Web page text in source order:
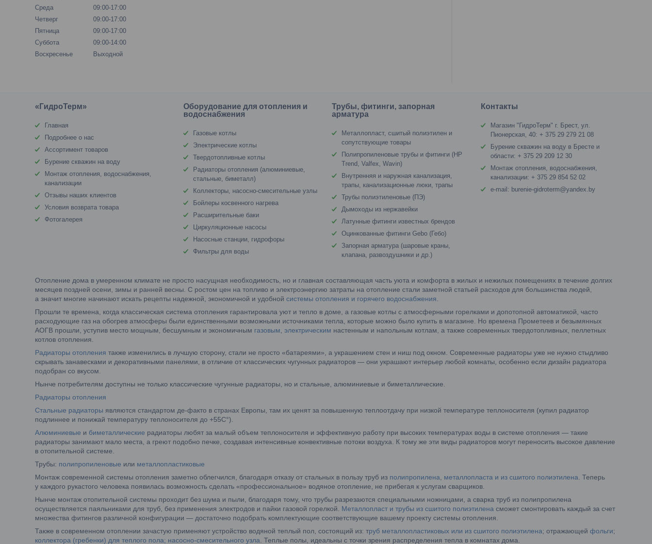
Среда
09:00-17:00
Четверг
09:00-17:00
Пятница
09:00-17:00
Суббота
09:00-14:00
Воскресенье
Выходной
«ГидроТерм»
Главная
Подробнее о нас
Ассортимент товаров
Бурение скважин на воду
Монтаж отопления, водоснабжения,
канализации
Отзывы наших клиентов
Условия возврата товара
Фотогалерея
Оборудование для отопления и
водоснабжения
Газовые котлы
Электрические котлы
Твердотопливные котлы
Радиаторы отопления (алюминиевые,
стальные, биметалл)
Коллекторы, насосно-смесительные узлы
Бойлеры косвенного нагрева
Расширительные баки
Циркуляционные насосы
Насосные станции, гидрофоры
Фильтры для воды
Трубы, фитинги, запорная
арматура
Металлопласт, сшитый полиэтилен и
сопутствующие товары
Полипропиленовые трубы и фитинги (HP
Trend, Valfex, Wavin)
Внутренняя и наружная канализация,
трапы, канализационные люки, трапы
Трубы полиэтиленовые (ПЭ)
Дымоходы из нержавейки
Латунные фитинги известных брендов
Оцинкованные фитинги Gebo (Гебо)
Запорная арматура (шаровые краны,
клапана, развоздушники и др.)
Контакты
Магазин "ГидроТерм" г. Брест, ул.
Пионерская, 40: + 375 29 279 21 08
Бурение скважин на воду в Бресте и
области: + 375 29 209 12 30
Монтаж отопления, водоснабжения,
канализации: + 375 29 854 52 02
e-mail: burenie-gidroterm@yandex.by
Отопление дома в умеренном климате не просто насущная необходимость, но и главная составляющая часть уюта и комфорта в жилых и нежилых помещениях в течение долгих
месяцев поздней осени, зимы и ранней весны. С ростом цен на топливо и электроэнергию затраты на отопление стали заметной статьей расходов для большинства людей,
а значит многие начинают искать рецепты надежной, экономичной и удобной системы отопления и горячего водоснабжения
Прошли те времена, когда классическая система отопления гарантировала уют и тепло в доме, а газовые котлы с атмосферными горелками и допотопной автоматикой, часто
расходующие газ на обогрев атмосферы были единственными возможными источниками тепла, которые можно было купить в магазине. Но времена Прометеев и безымянных
АОГВ прошли, уступив место мощным, бесшумным и экономичным газовым электрическим настенным и напольным котлам, а также современных твердотопливных, пеллетных
котлов отопления.
Радиаторы отопления также изменились в лучшую сторону, стали не просто «батареями», а украшением стен и ниш под окном. Современные радиаторы уже не нужно стыдливо
скрывать занавесками и декоративными панелями, в отличие от классических чугунных радиаторов — они украшают интерьер любой комнаты, особенно если дизайн радиатора
подобран со вкусом.
Нынче потребителям доступны не только классические чугунные радиаторы, но и стальные, алюминиевые и биметаллические.
Радиаторы отопления
Стальные радиаторы являются стандартом де-факто в странах Европы, там их ценят за повышенную теплоотдачу при низкой температуре теплоносителя (купил радиатор
подлиннее и понижай температуру теплоносителя до +55C°).
Алюминиевые и биметаллические радиаторы любят за малый объем теплоносителя и эффективную работу при высоких температурах воды в системе отопления — такие
радиаторы занимают мало места, а греют подобно печке, создавая интенсивные конвективные потоки воздуха. К тому же эти виды радиаторов могут переносить высокое давление
в отопительной системе.
Трубы: полипропиленовые или металлопластиковые
Монтаж современной системы отопления заметно облегчился, благодаря отказу от стальных в пользу труб из полипропилена металлопласта и из сшитого полиэтилена . Теперь
у каждого рукастого человека появилась возможность сделать «профессиональное» водяное отопление, не прибегая к услугам сварщиков.
Нынче монтаж отопительной системы проходит без шума и пыли, благодаря тому, что трубы разрезаются специальными ножницами, а сварка труб из полипропилена
осуществляется паяльниками для труб, без применения электродов и пайки газовой горелкой. Металлопласт и трубы из сшитого полиэтилена сможет смонтировать каждый за счет
множества фитингов различной конфигурации — достаточно подобрать комплектующие соответствующие вашему проекту системы отопления.
Также в современном отоплении зачастую применяют устройство водяной теплый пол, состоящий из: труб металлопластиковых или из сшитого полиэтилена; отражающей фольги;
коллектора (гребенки) для теплого пола; насосно-смесительного узла . Теплые полы, идеальны с точки зрения распределения тепла в комнатах дома.